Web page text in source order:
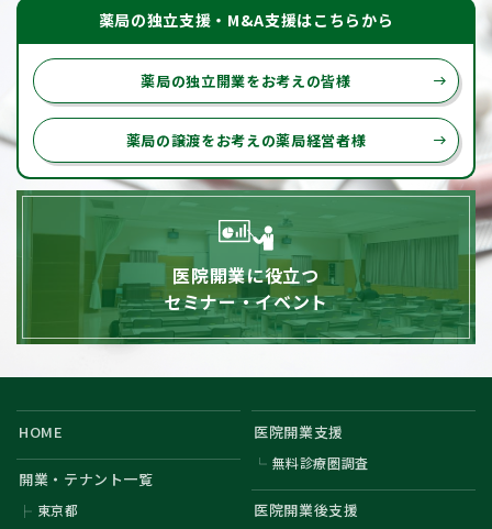
薬局の独立支援・M&A支援はこちらから
薬局の独立開業をお考えの皆様 east
薬局の譲渡をお考えの薬局経営者様 east
医院開業に役立つ
セミナー・イベント
HOME
開業・テナント一覧
東京都
医院開業支援
無料診療圏調査
医院開業後支援